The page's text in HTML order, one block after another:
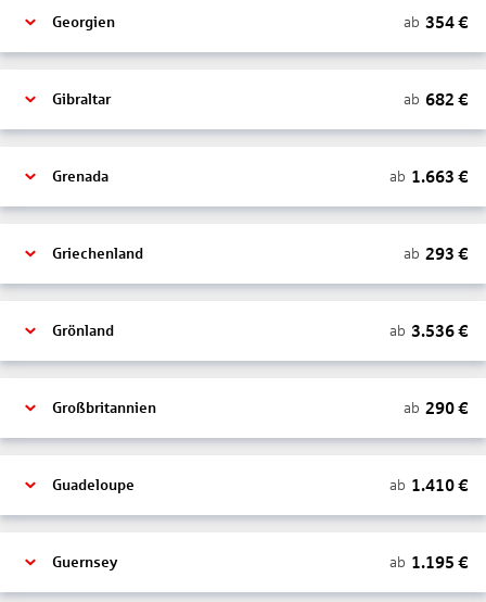
Georgien ab 354€
Gibraltar ab 682 €
Grenada ab 1.663 €
Griechenland ab 293 €
Grönland ab 3.536€
Großbritannien ab 290€
Guadeloupe ab 1.410€
Guernsey ab 1.195 €